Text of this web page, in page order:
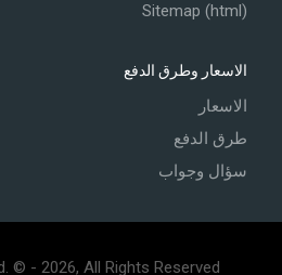
Sitemap (html)
الاسعار وطرق الدفع
الاسعار
طرق الدفع
سؤال وجواب
© - 2026, All Rights Reserved.